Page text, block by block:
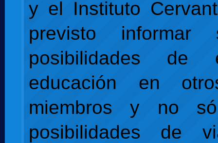
y el Instituto
previsto informar
posibilidades de
educación en
miembros y no
posibilidades de